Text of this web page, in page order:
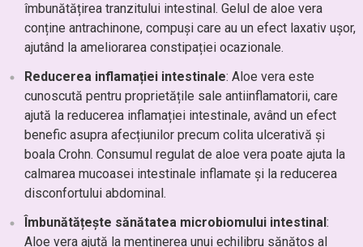
îmbunătățirea tranzitului intestinal. Gelul de aloe vera
conține antrachinone, compuși care au un efect laxativ ușor,
ajutând la ameliorarea constipației ocazionale.
Reducerea inflamației intestinale: Aloe vera este
cunoscută pentru proprietățile sale antiinflamatorii, care
ajută la reducerea inflamației intestinale, având un efect
benefic asupra afecțiunilor precum colita ulcerativă și
boala Crohn. Consumul regulat de aloe vera poate ajuta la
calmarea mucoasei intestinale inflamate și la reducerea
disconfortului abdominal.
Îmbunătățește sănătatea microbiomului intestinal:
Aloe vera ajută la menținerea unui echilibru sănătos al